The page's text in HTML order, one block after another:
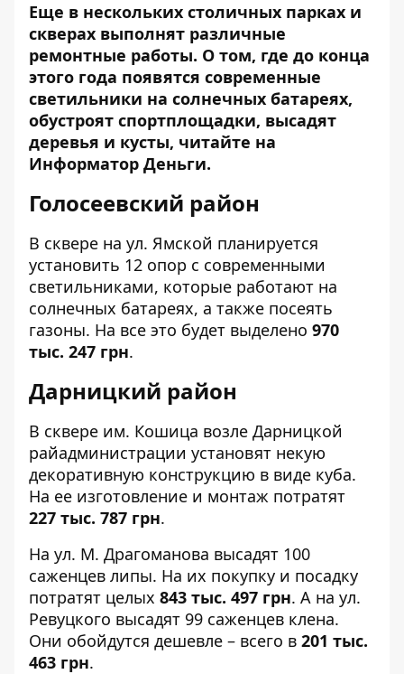
Еще в нескольких столичных парках и
скверах выполнят различные
ремонтные работы. О том, где до конца
этого года появятся современные
светильники на солнечных батареях,
обустроят спортплощадки, высадят
деревья и кусты, читайте на
Информатор Деньги.
Голосеевский район
В сквере на ул. Ямской планируется
установить 12 опор с современными
светильниками, которые работают на
солнечных батареях, а также посеять
газоны. На все это будет выделено 970
тыс. 247 грн.
Дарницкий район
В сквере им. Кошица возле Дарницкой
райадминистрации установят некую
декоративную конструкцию в виде куба.
На ее изготовление и монтаж потратят
227 тыс. 787 грн.
На ул. М. Драгоманова высадят 100
саженцев липы. На их покупку и посадку
потратят целых 843 тыс. 497 грн. А на ул.
Ревуцкого высадят 99 саженцев клена.
Они обойдутся дешевле – всего в 201 тыс.
463 грн.